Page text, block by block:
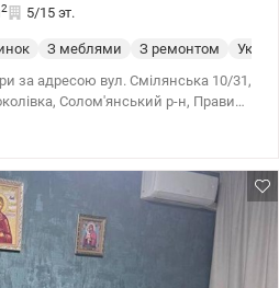
2 5/15 эт.
З меблями З ремонтом
за адресою вул. Смілянська 10/31,
Солом'янський р-н, Правий
Велика гостьова кімната,
усією необхідною
посудомийна машина,
мікрохвильова піч). В
лоджія 5 кв.м. з можливим виходом